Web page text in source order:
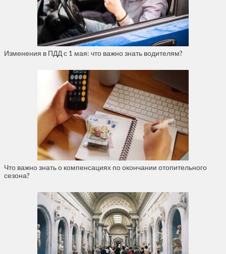
Изменения в ПДД с 1 мая: что важно знать водителям?
Что важно знать о компенсациях по окончании отопительного
сезона?